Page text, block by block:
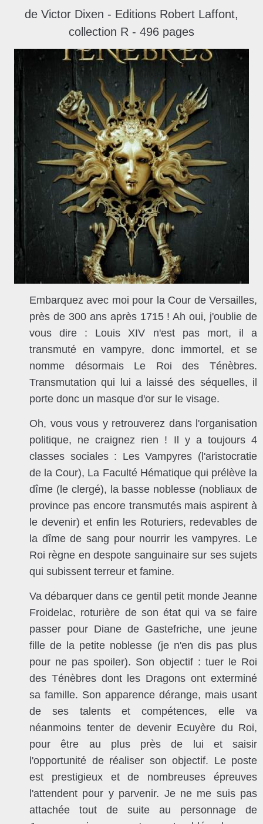
de Victor Dixen - Editions Robert Laffont,
collection R - 496 pages
Embarquez avec moi pour la Cour de Versailles,
près de 300 ans après 1715 ! Ah oui, j'oublie de
vous dire : Louis XIV n'est pas mort, il a
transmuté en vampyre, donc immortel, et se
nomme désormais Le Roi des Ténèbres.
Transmutation qui lui a laissé des séquelles, il
porte donc un masque d'or sur le visage.
Oh, vous vous y retrouverez dans l'organisation
politique, ne craignez rien ! Il y a toujours 4
classes sociales : Les Vampyres (l'aristocratie
de la Cour), La Faculté Hématique qui prélève la
dîme (le clergé), la basse noblesse (nobliaux de
province pas encore transmutés mais aspirent à
le devenir) et enfin les Roturiers, redevables de
la dîme de sang pour nourrir les vampyres. Le
Roi règne en despote sanguinaire sur ses sujets
qui subissent terreur et famine.
Va débarquer dans ce gentil petit monde Jeanne
Froidelac, roturière de son état qui va se faire
passer pour Diane de Gastefriche, une jeune
fille de la petite noblesse (je n'en dis pas plus
pour ne pas spoiler). Son objectif : tuer le Roi
des Ténèbres dont les Dragons ont exterminé
sa famille. Son apparence dérange, mais usant
de ses talents et compétences, elle va
néanmoins tenter de devenir Ecuyère du Roi,
pour être au plus près de lui et saisir
l'opportunité de réaliser son objectif. Le poste
est prestigieux et de nombreuses épreuves
l'attendent pour y parvenir. Je ne me suis pas
attachée tout de suite au personnage de